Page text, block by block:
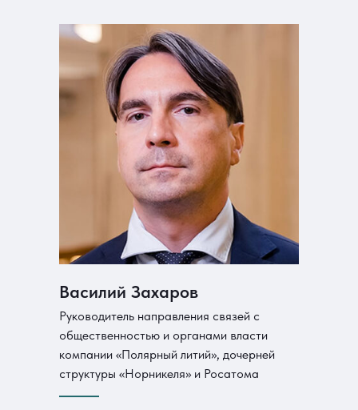
Василий Захаров
Руководитель направления связей с
общественностью и органами власти
компании «Полярный литий», дочерней
структуры «Норникеля» и Росатома